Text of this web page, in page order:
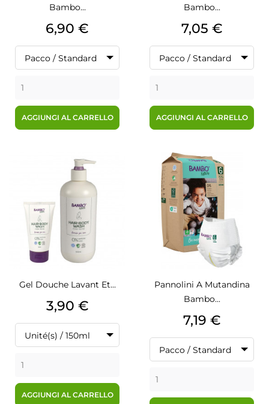
Bambo...
Prezzo
6,90 €
Pacco / Standard
AGGIUNGI AL CARRELLO
Bambo...
Prezzo
7,05 €
Pacco / Standard
AGGIUNGI AL CARRELLO
Gel Douche Lavant Et...
Prezzo
3,90 €
Unité(s) / 150ml
AGGIUNGI AL CARRELLO
Pannolini A Mutandina
Bambo...
Prezzo
7,19 €
Pacco / Standard